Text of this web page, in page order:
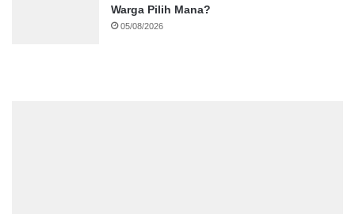
Warga Pilih Mana?
05/08/2026